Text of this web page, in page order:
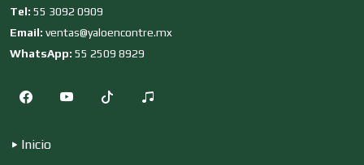
Cocinas Integrales
Tel: 55 3092 0909
Email: ventas@yaloencontre.mx
WhatsApp: 55 2509 8929
Inicio